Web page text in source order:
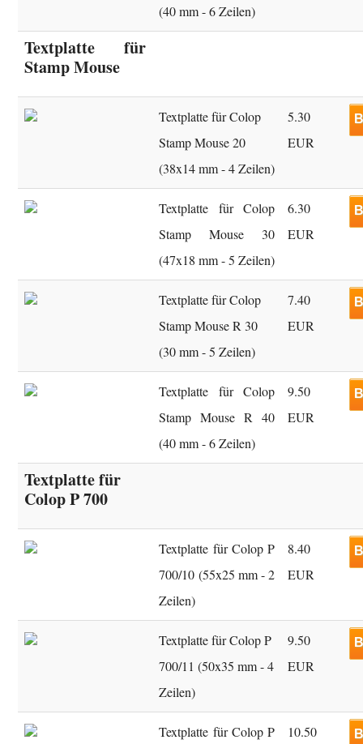
(40 mm - 6 Zeilen)
Textplatte für
Stamp Mouse
Textplatte für Colop
Stamp Mouse 20
(38x14 mm - 4 Zeilen)
5.30
EUR
Textplatte für Colop
Stamp Mouse 30
(47x18 mm - 5 Zeilen)
6.30
EUR
Textplatte für Colop
Stamp Mouse R 30
(30 mm - 5 Zeilen)
7.40
EUR
Textplatte für Colop
Stamp Mouse R 40
(40 mm - 6 Zeilen)
9.50
EUR
Textplatte für
Colop P 700
Textplatte für Colop P
700/10 (55x25 mm - 2
Zeilen)
8.40
EUR
Textplatte für Colop P
700/11 (50x35 mm - 4
Zeilen)
9.50
EUR
Textplatte für Colop P
10.50